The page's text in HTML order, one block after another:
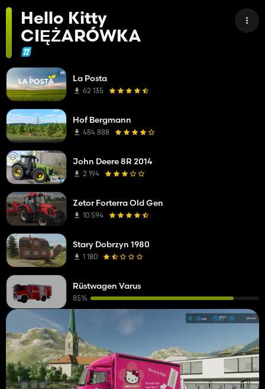
Hello Kitty
CIĘŻARÓWKA
La Posta
62 135
Hof Bergmann
484 888
John Deere 8R 2014
2 194
Zetor Forterra Old Gen
10 594
Stary Dobrzyn 1980
1 180
Rüstwagen Varus
85%